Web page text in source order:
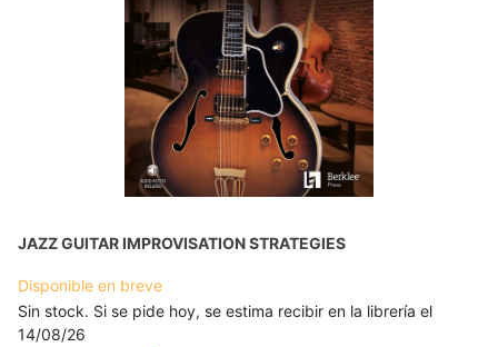
JAZZ GUITAR IMPROVISATION STRATEGIES
Disponible en breve
Sin stock. Si se pide hoy, se estima recibir en la librería el
14/08/26